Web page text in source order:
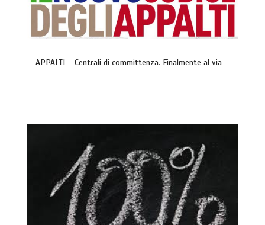
APPALTI – Centrali di committenza. Finalmente al via